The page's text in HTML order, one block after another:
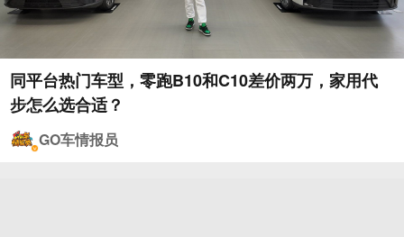
同平台热门车型，零跑B10和C10差价两万，家用代
步怎么选合适？
GO车情报员